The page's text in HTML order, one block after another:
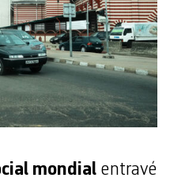
mondial entravé